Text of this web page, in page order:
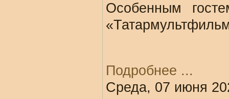
Особенным
Подробнее ...
Среда, 07 июня